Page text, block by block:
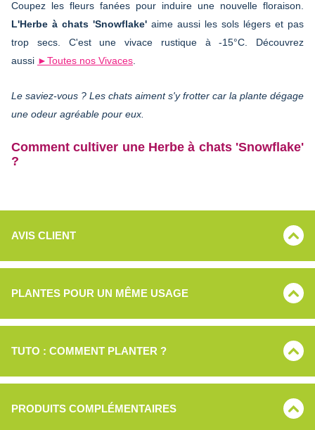
Coupez les fleurs fanées pour induire une nouvelle floraison.
L'Herbe à chats 'Snowflake' aime aussi les sols légers et pas
trop secs. C'est une vivace rustique à -15°C. Découvrez
aussi ►Toutes nos Vivaces
Le saviez-vous ? Les chats aiment s'y frotter car la plante dégage
une odeur agréable pour eux.
Comment cultiver une Herbe à chats 'Snowflake'
?
AVIS CLIENT
PLANTES POUR UN MÊME USAGE
TUTO : COMMENT PLANTER ?
PRODUITS COMPLÉMENTAIRES